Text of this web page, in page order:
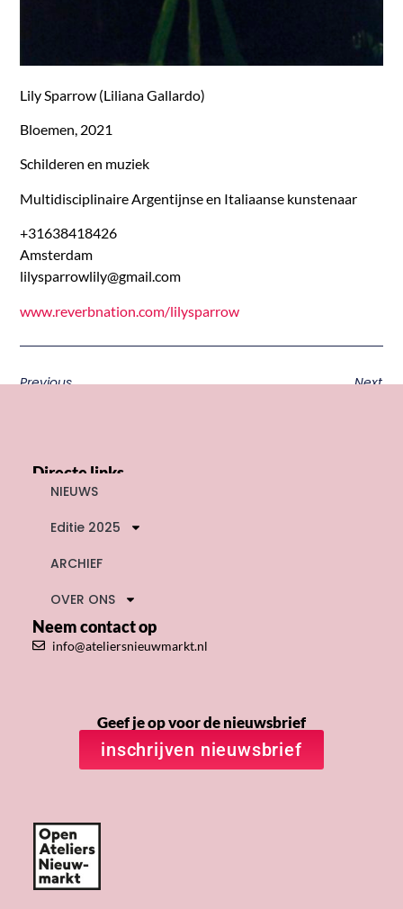
Lily Sparrow (Liliana Gallardo)
Bloemen, 2021
Schilderen en muziek
Multidisciplinaire Argentijnse en Italiaanse kunstenaar
+31638418426
Amsterdam
lilysparrowlily@gmail.com
www.reverbnation.com/lilysparrow
Previous Next
Directe links
NIEUWS
Editie 2025
ARCHIEF
OVER ONS
Neem contact op
info@ateliersnieuwmarkt.nl
Geef je op voor de nieuwsbrief
inschrijven nieuwsbrief